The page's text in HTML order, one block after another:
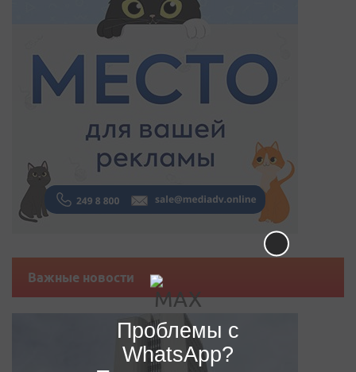
Важные новости
Проблемы с
WhatsApp?